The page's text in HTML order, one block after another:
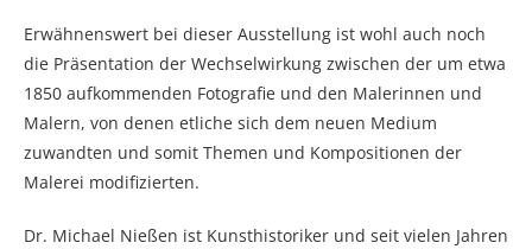
Erwähnenswert bei dieser Ausstellung ist wohl auch noch
die Präsentation der Wechselwirkung zwischen der um etwa
1850 aufkommenden Fotografie und den Malerinnen und
Malern, von denen etliche sich dem neuen Medium
zuwandten und somit Themen und Kompositionen der
Malerei modifizierten.
Dr. Michael Nießen ist Kunsthistoriker und seit vielen Jahren